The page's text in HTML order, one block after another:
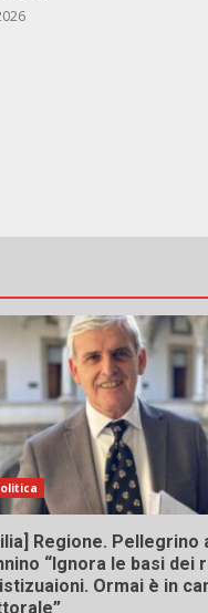
Regione. Pellegrino
“Ignora le basi dei
Ormai è in